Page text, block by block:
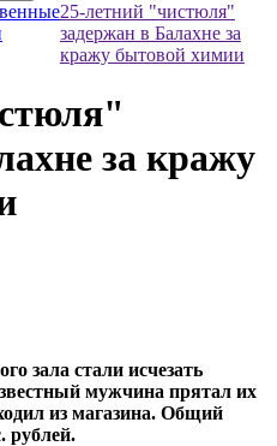
25-летний "чистюля"
задержан в Балахне за
кражу бытовой химии
за кражу
зала стали исчезать
мужчина прятал их
из магазина. Общий
рублей.